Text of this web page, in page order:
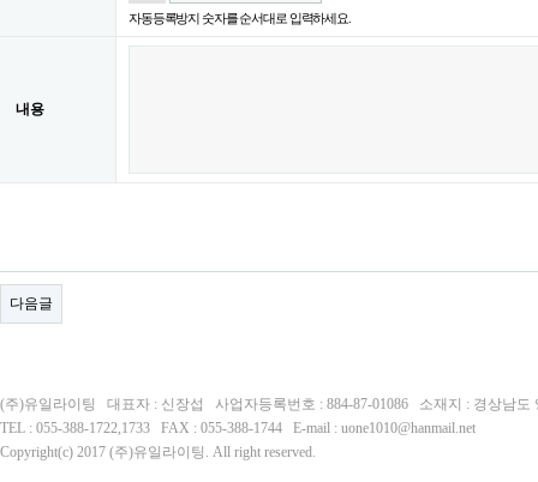
자동등록방지 숫자를 순서대로 입력하세요.
내용
다음글
(주)유일라이팅 대표자 : 신장섭 사업자등록번호 : 884-87-01086 소재지 : 경상남도
TEL : 055-388-1722,1733 FAX : 055-388-1744 E-mail : uone1010@hanmail.net
Copyright(c) 2017 (주)유일라이팅. All right reserved.